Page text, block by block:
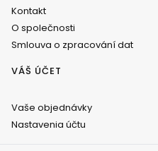
Kontakt
O společnosti
Smlouva o zpracování dat
VÁŠ ÚČET
Vaše objednávky
Nastavenia účtu